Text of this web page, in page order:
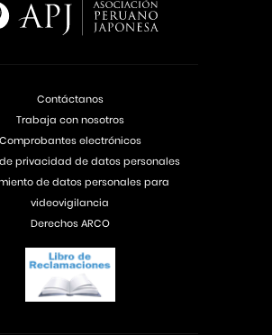
Contáctanos
Trabaja con nosotros
Comprobantes electrónicos
privacidad de datos personales
de datos personales para
videovigilancia
Derechos ARCO